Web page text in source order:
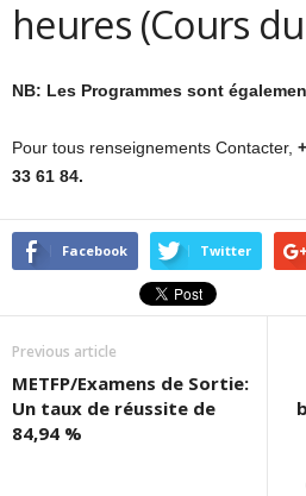
heures (Cours
NB: Les Programmes sont
Pour tous renseignements Contacter,
33 61 84.
Facebook Twitter
Previous article
METFP/Examens de Sortie:
Un taux de réussite de
84,94 %